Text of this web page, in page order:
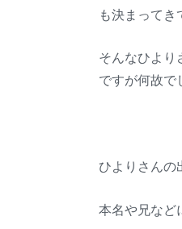
も決まってき
そんなひより
ですが何故で
ひよりさんの
本名や兄など